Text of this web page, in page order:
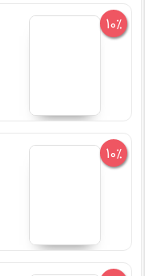
10%
10%